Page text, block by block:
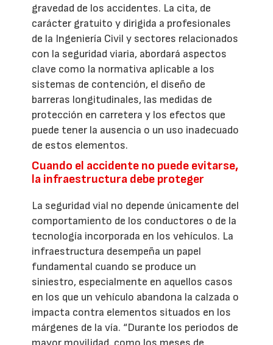
gravedad de los accidentes. La cita, de
carácter gratuito y dirigida a profesionales
de la Ingeniería Civil y sectores relacionados
con la seguridad viaria, abordará aspectos
clave como la normativa aplicable a los
sistemas de contención, el diseño de
barreras longitudinales, las medidas de
protección en carretera y los efectos que
puede tener la ausencia o un uso inadecuado
de estos elementos.
Cuando el accidente no puede evitarse,
la infraestructura debe proteger
La seguridad vial no depende únicamente del
comportamiento de los conductores o de la
tecnología incorporada en los vehículos. La
infraestructura desempeña un papel
fundamental cuando se produce un
siniestro, especialmente en aquellos casos
en los que un vehículo abandona la calzada o
impacta contra elementos situados en los
márgenes de la vía. “Durante los periodos de